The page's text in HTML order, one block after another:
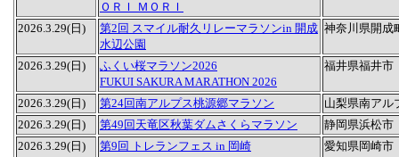
ＯＲＩ ＭＯＲＩ
2026.3.29(日)
第2回 スマイル耐久リレーマラソンin 開成
水辺公園
神奈川県開成
2026.3.29(日)
ふくい桜マラソン2026
FUKUI SAKURA MARATHON 2026
福井県福井市
2026.3.29(日) 第24回南アルプス桃源郷マラソン
山梨県南アル
2026.3.29(日)
第49回天竜区秋葉ダムさくらマラソン
静岡県浜松市
2026.3.29(日)
第9回 トレランフェス in 岡崎 愛知県岡崎市